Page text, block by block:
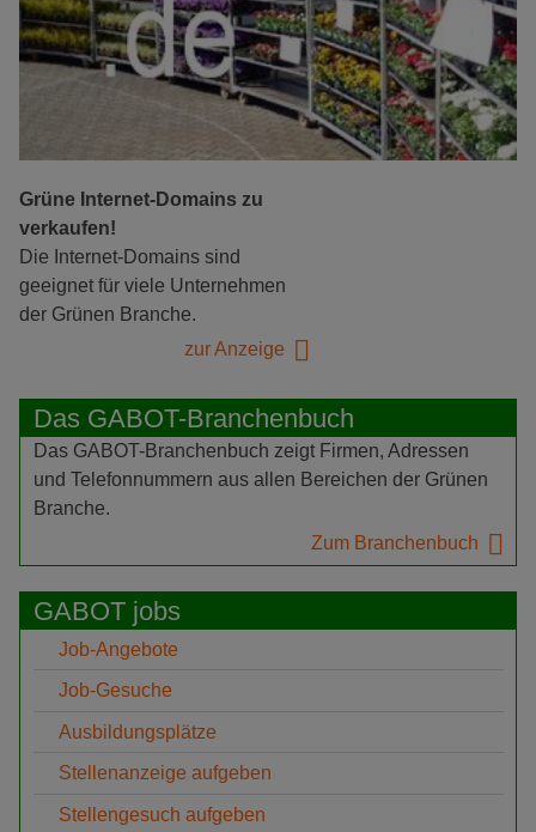
Grüne Internet-Domains zu
verkaufen!
Die Internet-Domains sind
geeignet für viele Unternehmen
der Grünen Branche.
zur Anzeige
Das GABOT-Branchenbuch
Das GABOT-Branchenbuch zeigt Firmen, Adressen
und Telefonnummern aus allen Bereichen der Grünen
Branche.
Zum Branchenbuch
GABOT jobs
Job-Angebote
Job-Gesuche
Ausbildungsplätze
Stellenanzeige aufgeben
Stellengesuch aufgeben